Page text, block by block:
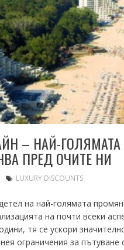
– НАЙ-
ПРЕД ОЧИТЕ НИ
LUXURY DISCOUNTS
на най-голямата
на почти всеки
тя се ускори
ограничения за пътуване